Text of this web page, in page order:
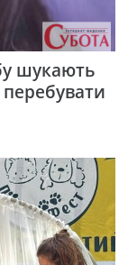
шукають